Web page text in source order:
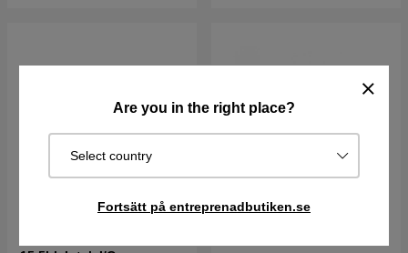
Are you in the right place?
Select country
Fortsätt på entreprenadbutiken.se